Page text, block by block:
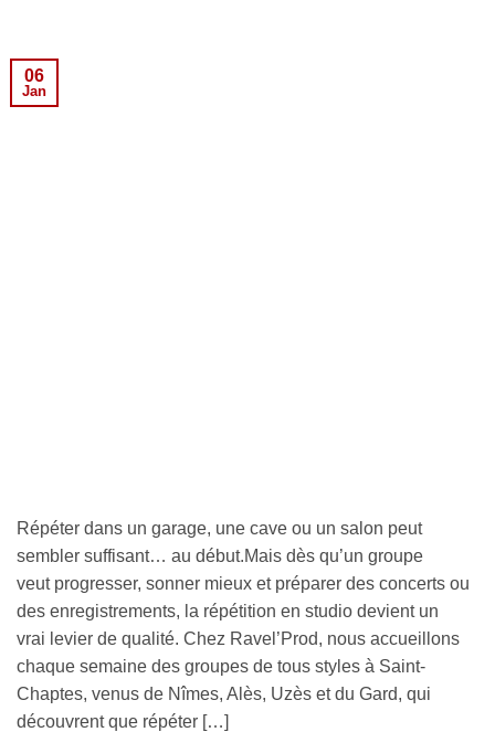
06
Jan
Répéter dans un garage, une cave ou un salon peut
sembler suffisant… au début.Mais dès qu’un groupe
veut progresser, sonner mieux et préparer des concerts ou
des enregistrements, la répétition en studio devient un
vrai levier de qualité. Chez Ravel’Prod, nous accueillons
chaque semaine des groupes de tous styles à Saint-
Chaptes, venus de Nîmes, Alès, Uzès et du Gard, qui
découvrent que répéter […]